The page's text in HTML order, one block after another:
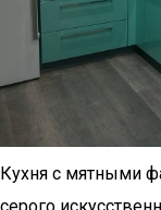
Кухня с мятными